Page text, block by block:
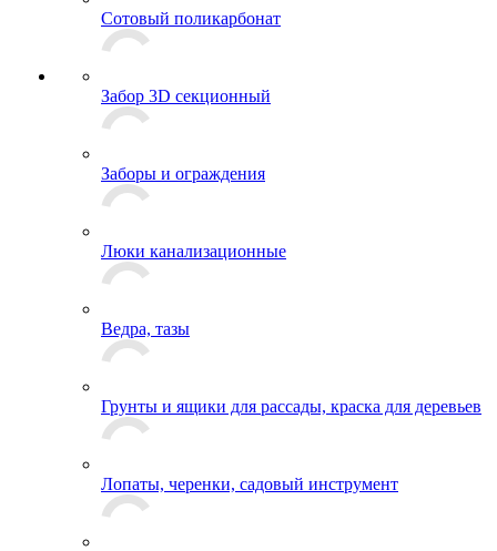
Сотовый поликарбонат
Забор 3D секционный
Заборы и ограждения
Люки канализационные
Ведра, тазы
Грунты и ящики для рассады, краска для деревьев
Лопаты, черенки, садовый инструмент